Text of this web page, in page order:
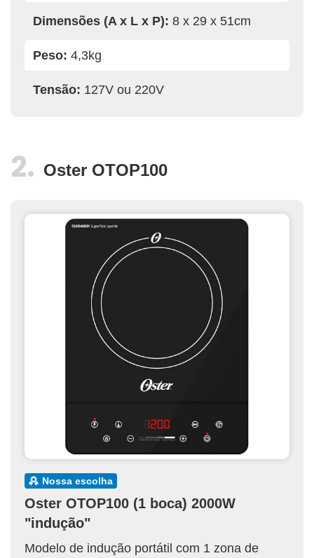
Dimensões (A x L x P): 8 x 29 x 51cm
Peso: 4,3kg
Tensão: 127V ou 220V
Oster OTOP100
nossa escolha
Oster OTOP100 (1 boca) 2000W
"indução"
Modelo de indução portátil com 1 zona de